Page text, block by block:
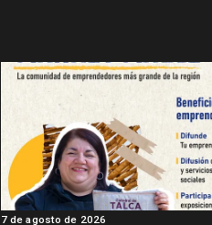
7 de agosto de 2026